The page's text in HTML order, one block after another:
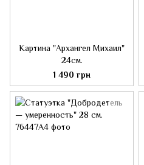
Картина "Архангел Михаил"
24см.
1 490 грн